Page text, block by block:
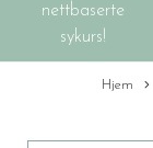
nettbaserte
sykurs!
Hjem